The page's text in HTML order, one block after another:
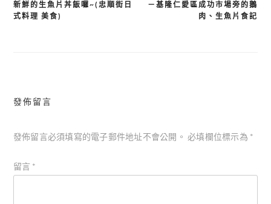
章
新鮮的生魚片丼飯囉~(忠順街日
式料理 美食)
－基隆仁愛區成功市場旁的鵝
肉、生魚片食記
發佈留言
發佈留言必須填寫的電子郵件地址不會公開。 必填欄位標示為 *
留言 *